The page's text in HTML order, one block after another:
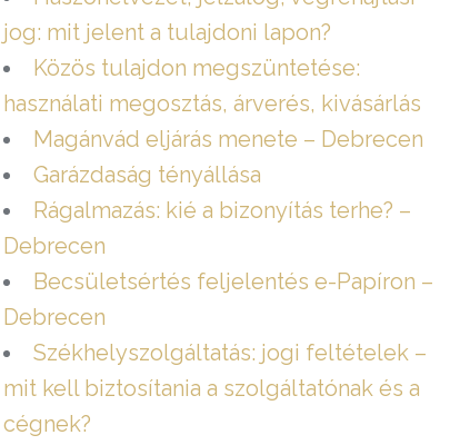
jog: mit jelent a tulajdoni lapon?
Közös tulajdon megszüntetése:
használati megosztás, árverés, kivásárlás
Magánvád eljárás menete – Debrecen
Garázdaság tényállása
Rágalmazás: kié a bizonyítás terhe? –
Debrecen
Becsületsértés feljelentés e-Papíron –
Debrecen
Székhelyszolgáltatás: jogi feltételek –
mit kell biztosítania a szolgáltatónak és a
cégnek?